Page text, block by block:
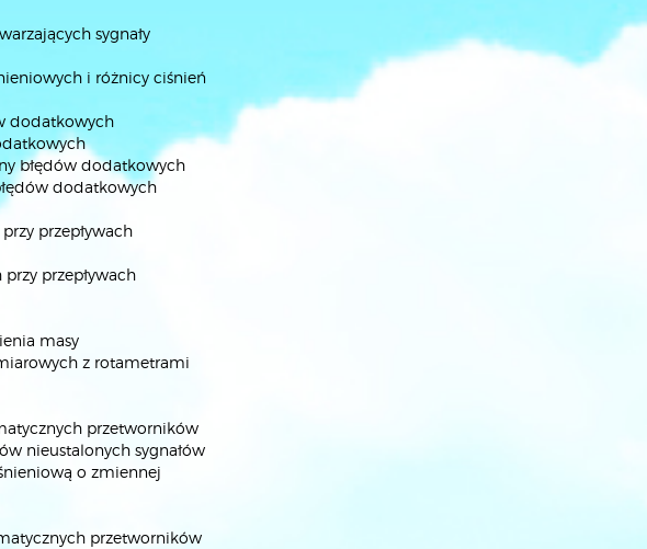
sygnały
i różnicy ciśnień
dodatkowych
błędów dodatkowych
dodatkowych
przepływach
przepływach
masy
z rotametrami
przetworników
nieustalonych sygnałów
o zmiennej
przetworników